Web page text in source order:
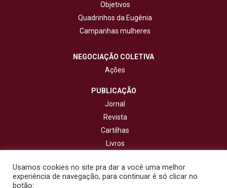
Objetivos
Quadrinhos da Eugênia
Campanhas mulheres
NEGOCIAÇÃO COLETIVA
Ações
PUBLICAÇÃO
Jornal
Revista
Cartilhas
Livros
CONTATO
Usamos cookies no site pra dar a você uma melhor
experiência de navegação, para continuar é só clicar no
botão: